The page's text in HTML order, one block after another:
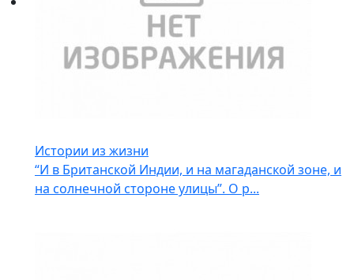
Истории из жизни
“И в Британской Индии, и на магаданской зоне, и
на солнечной стороне улицы”. О р...